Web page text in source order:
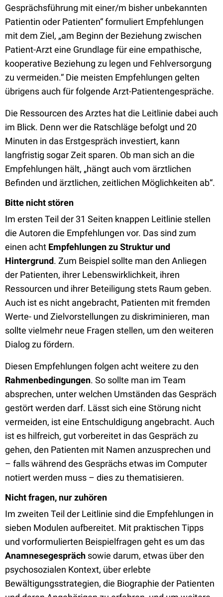
Gesprächsführung mit einer/m bisher unbekannten
Patientin oder Patienten“ formuliert Empfehlungen
mit dem Ziel, „am Beginn der Beziehung zwischen
Patient-Arzt eine Grundlage für eine empathische,
kooperative Beziehung zu legen und Fehlversorgung
zu vermeiden.“ Die meisten Empfehlungen gelten
übrigens auch für folgende Arzt-Patientengespräche.
Die Ressourcen des Arztes hat die Leitlinie dabei auch
im Blick. Denn wer die Ratschläge befolgt und 20
Minuten in das Erstgespräch investiert, kann
langfristig sogar Zeit sparen. Ob man sich an die
Empfehlungen hält, „hängt auch vom ärztlichen
Befinden und ärztlichen, zeitlichen Möglichkeiten ab“.
Bitte nicht stören
Im ersten Teil der 31 Seiten knappen Leitlinie stellen
die Autoren die Empfehlungen vor. Das sind zum
einen acht Empfehlungen zu Struktur und
Hintergrund. Zum Beispiel sollte man den Anliegen
der Patienten, ihrer Lebenswirklichkeit, ihren
Ressourcen und ihrer Beteiligung stets Raum geben.
Auch ist es nicht angebracht, Patienten mit fremden
Werte- und Zielvorstellungen zu diskriminieren, man
sollte vielmehr neue Fragen stellen, um den weiteren
Dialog zu fördern.
Diesen Empfehlungen folgen acht weitere zu den
Rahmenbedingungen. So sollte man im Team
absprechen, unter welchen Umständen das Gespräch
gestört werden darf. Lässt sich eine Störung nicht
vermeiden, ist eine Entschuldigung angebracht. Auch
ist es hilfreich, gut vorbereitet in das Gespräch zu
gehen, den Patienten mit Namen anzusprechen und
– falls während des Gesprächs etwas im Computer
notiert werden muss – dies zu thematisieren.
Nicht fragen, nur zuhören
Im zweiten Teil der Leitlinie sind die Empfehlungen in
sieben Modulen aufbereitet. Mit praktischen Tipps
und vorformulierten Beispielfragen geht es um das
Anamnesegespräch sowie darum, etwas über den
psychosozialen Kontext, über erlebte
Bewältigungsstrategien, die Biographie der Patienten